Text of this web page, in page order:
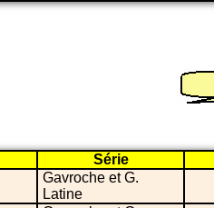
Série
Gavroche et G.
Latine